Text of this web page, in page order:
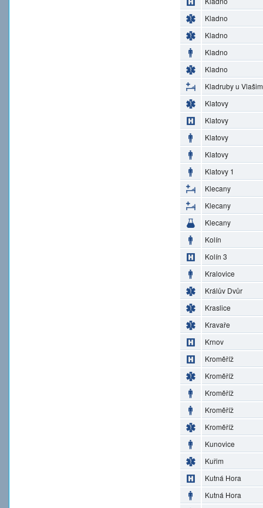
Kladno
Kladno
Kladno
Kladno
Kladruby u
Klatovy
Klatovy
Klatovy
Klatovy
Klatovy 1
Klecany
Klecany
Klecany
Kolín
Kolín 3
Kralovice
Králův Dvůr
Kraslice
Kravaře
Krnov
Kroměříž
Kroměříž
Kroměříž
Kroměříž
Kroměříž
Kunovice
Kuřim
Kutná Hora
Kutná Hora